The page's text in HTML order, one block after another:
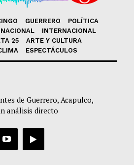
GUERRERO
POLÍTICA
NACIONAL
INTERNACIONAL
25
ARTE Y CULTURA
ESPECTÁCULOS
de Guerrero, Acapulco,
análisis directo